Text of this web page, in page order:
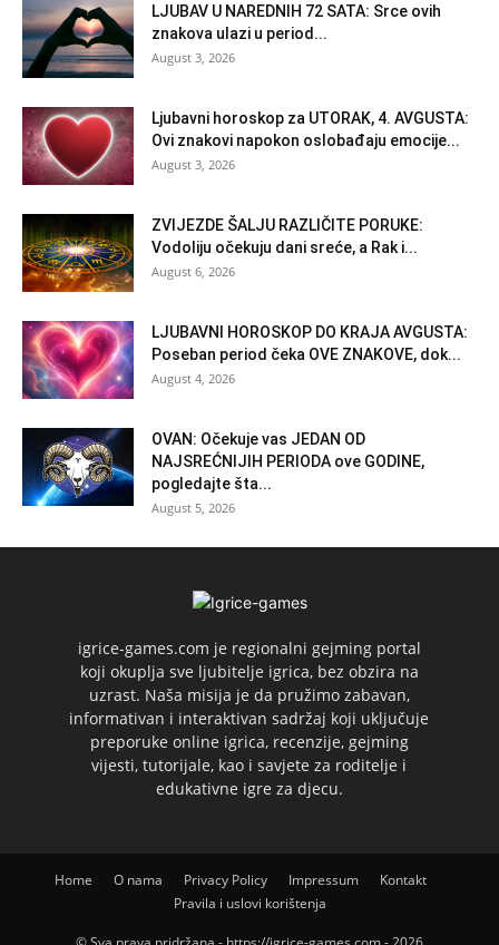
LJUBAV U NAREDNIH 72 SATA: Srce ovih
znakova ulazi u period...
August 3, 2026
Ljubavni horoskop za UTORAK, 4. AVGUSTA:
Ovi znakovi napokon oslobađaju emocije...
August 3, 2026
ZVIJEZDE ŠALJU RAZLIČITE PORUKE:
Vodoliju očekuju dani sreće, a Rak i...
August 6, 2026
LJUBAVNI HOROSKOP DO KRAJA AVGUSTA:
Poseban period čeka OVE ZNAKOVE, dok...
August 4, 2026
OVAN: Očekuje vas JEDAN OD
NAJSREĆNIJIH PERIODA ove GODINE,
pogledajte šta...
August 5, 2026
igrice-games.com je regionalni gejming portal
koji okuplja sve ljubitelje igrica, bez obzira na
uzrast. Naša misija je da pružimo zabavan,
informativan i interaktivan sadržaj koji uključuje
preporuke online igrica, recenzije, gejming
vijesti, tutorijale, kao i savjete za roditelje i
edukativne igre za djecu.
Home O nama Privacy Policy Impressum
Kontakt
Pravila i uslovi korištenja